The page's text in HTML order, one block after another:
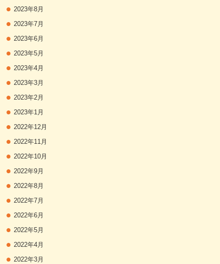
2023年8月
2023年7月
2023年6月
2023年5月
2023年4月
2023年3月
2023年2月
2023年1月
2022年12月
2022年11月
2022年10月
2022年9月
2022年8月
2022年7月
2022年6月
2022年5月
2022年4月
2022年3月